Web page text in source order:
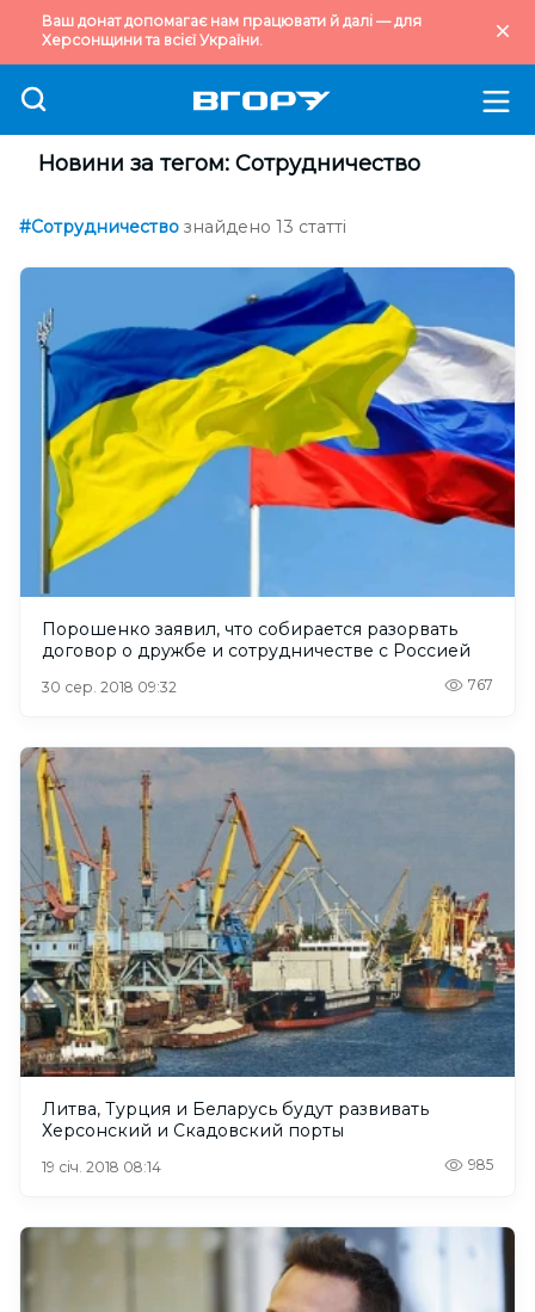
Ваш донат допомагає нам працювати й далі — для
Херсонщини та всієї України.
Новини за тегом: Сотрудничество
#Сотрудничество знайдено 13 статті
Порошенко заявил, что собирается разорвать
договор о дружбе и сотрудничестве с Россией
30 сер. 2018 09:32 767
Литва, Турция и Беларусь будут развивать
Херсонский и Скадовский порты
19 січ. 2018 08:14 985